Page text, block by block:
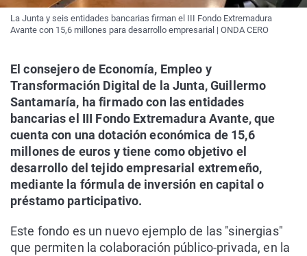
La Junta y seis entidades bancarias firman el III Fondo Extremadura
Avante con 15,6 millones para desarrollo empresarial | ONDA CERO
El consejero de Economía, Empleo y
Transformación Digital de la Junta, Guillermo
Santamaría, ha firmado con las entidades
bancarias el III Fondo Extremadura Avante, que
cuenta con una dotación económica de 15,6
millones de euros y tiene como objetivo el
desarrollo del tejido empresarial extremeño,
mediante la fórmula de inversión en capital o
préstamo participativo.
Este fondo es un nuevo ejemplo de las "sinergias"
que permiten la colaboración público-privada, en la